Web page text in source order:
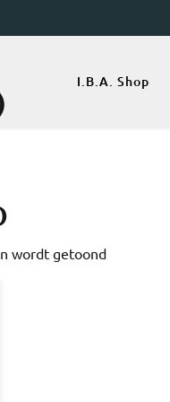
I.B.A. Shop
wordt getoondGesorteerd